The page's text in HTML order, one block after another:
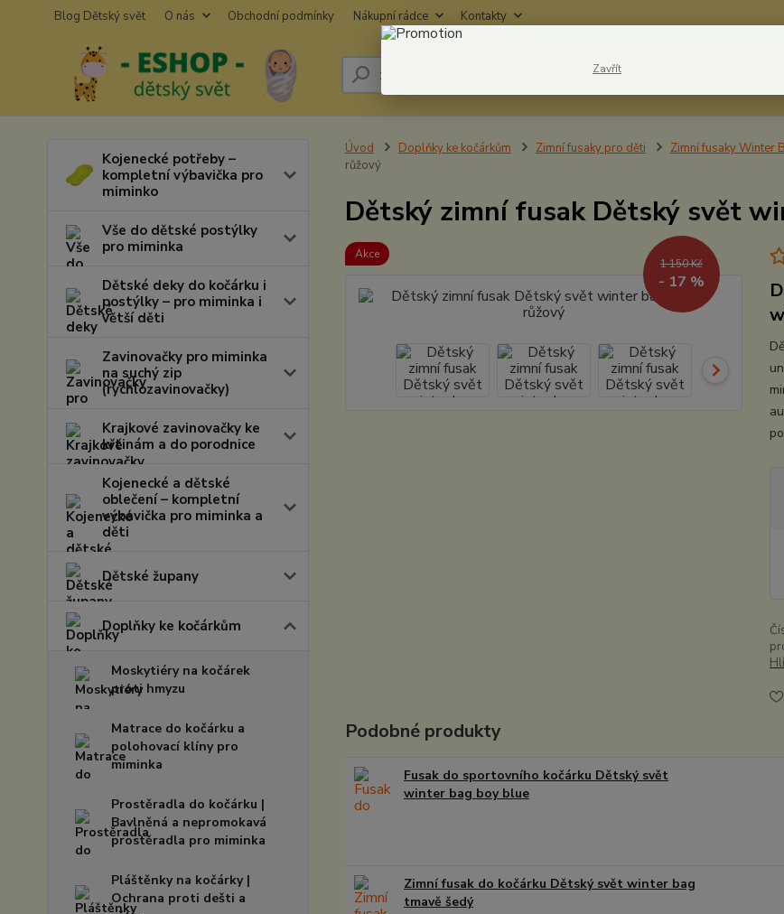
Blog Dětský svět O nás Obchodní podmínky Nákupní rádce Kontakty
Hledat
Kojenecké potřeby –
kompletní výbavička pro
miminko
Vše do dětské postýlky
pro miminka
Dětské deky do kočárku i
postýlky – pro miminka i
větší děti
Zavinovačky pro miminka
na suchý zip
(rychlozavinovačky)
Krajkové zavinovačky ke
křtinám a do porodnice
Kojenecké a dětské
oblečení – kompletní
výbavička pro miminka a
děti
Dětské župany
Doplňky ke kočárkům
Moskytiéry na kočárek
proti hmyzu
Matrace do kočárku a
polohovací klíny pro
miminka
Prostěradla do kočárku |
Bavlněná a nepromokavá
prostěradla pro miminka
Pláštěnky na kočárky |
Ochrana proti dešti a
Úvod Doplňky ke kočárkům Zimní fusaky pro děti Zimní fusaky Winter
růžový
Dětský zimní fusak Dětský svět
Akce
1 150 Kč
- 17 %
Podobné produkty
Fusak do sportovního kočárku Dětský svět
winter bag boy blue
Zimní fusak do kočárku Dětský svět winter bag
tmavě šedý
Zavřít